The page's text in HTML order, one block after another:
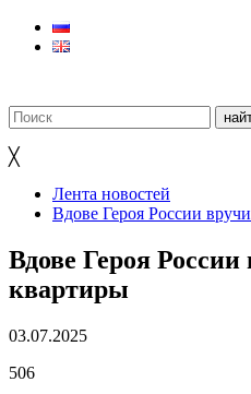
╳
Лента новостей
Вдове Героя России
Вдове Героя
квартиры
03.07.2025
506